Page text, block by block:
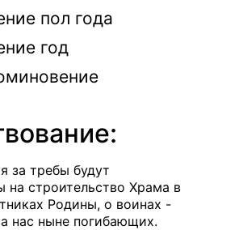
пол года
год
за требы будут
на строительство Храма в
Родины, о воинах -
нас ныне погибающих.